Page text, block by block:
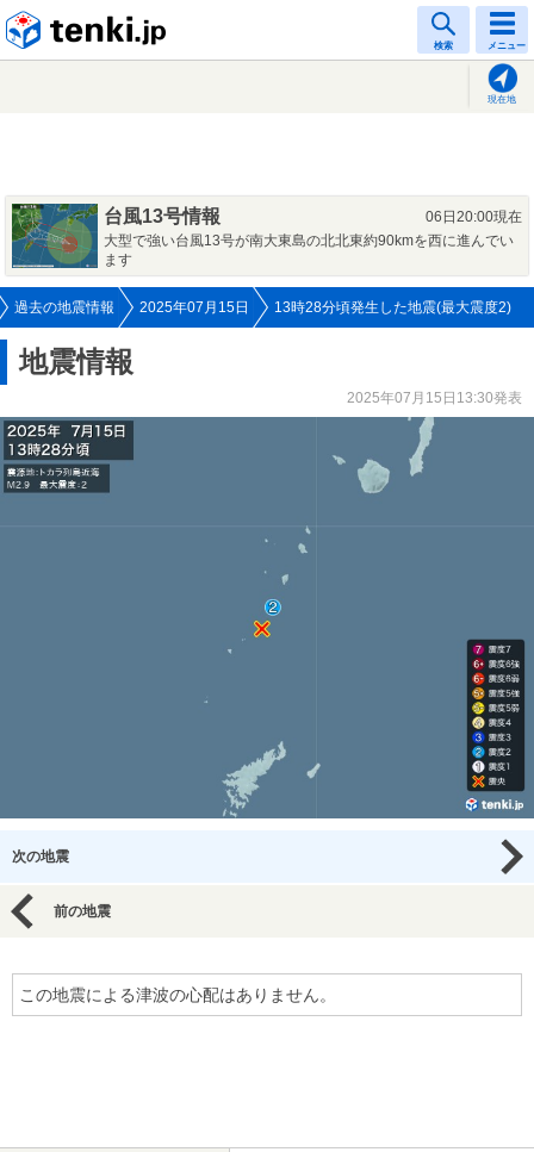
検索 メニュー
現在地
台風13号情報
06日20:00現在
大型で強い台風13号が南大東島の北北東約90kmを西に進んでい
ます
過去の地震情報 2025年07月15日 13時28分頃発生した地震(最大震度2)
地震情報
2025年07月15日13:30発表
次の地震
前の地震
この地震による津波の心配はありません。